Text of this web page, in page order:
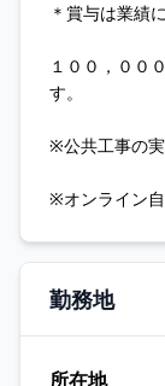
＊賞与は業績
１００，００
す。
※公共工事の実
※オンライン
勤務地
所在地